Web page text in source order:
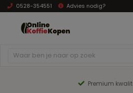
0528-354551 Advies nodig?
Premium